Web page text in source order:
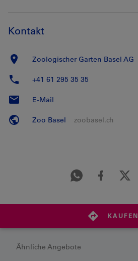
Kontakt
Zoologischer Garten Basel AG
+41 61 295 35 35
E-Mail
Zoo Basel zoobasel.ch
KAUFEN
Ähnliche Angebote